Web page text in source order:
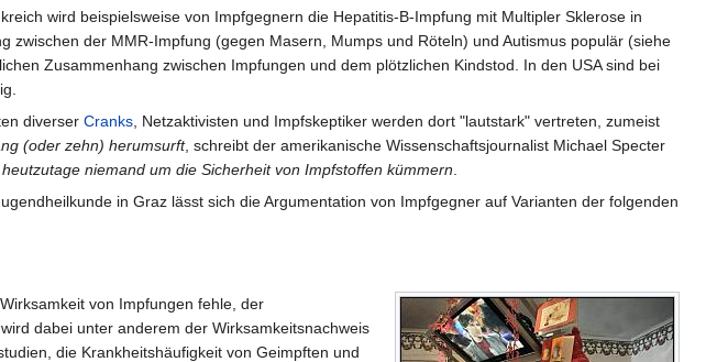
wird beispielsweise von Impfgegnern die Hepatitis-B-Impfung mit Multipler Sklerose in
der MMR-Impfung (gegen Masern, Mumps und Röteln) und Autismus populär (siehe
Zusammenhang zwischen Impfungen und dem plötzlichen Kindstod. In den USA sind bei
diverser Cranks, Netzaktivisten und Impfskeptiker werden dort "lautstark" vertreten, zumeist
(oder zehn) herumsurft, schreibt der amerikanische Wissenschaftsjournalist Michael Specter
niemand um die Sicherheit von Impfstoffen kümmern.
in Graz lässt sich die Argumentation von Impfgegner auf Varianten der folgenden
von Impfungen fehle, der
dabei unter anderem der Wirksamkeitsnachweis
die Krankheitshäufigkeit von Geimpften und